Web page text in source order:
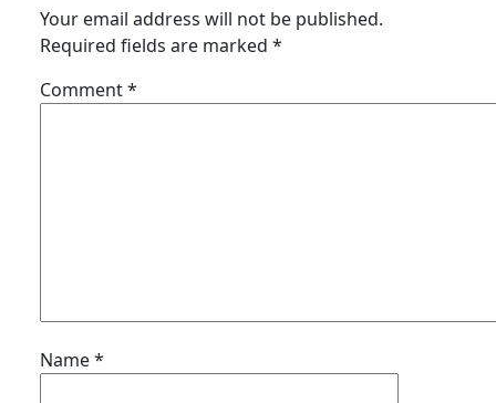
Your email address will not be published.
Required fields are marked *
Comment*
Name*